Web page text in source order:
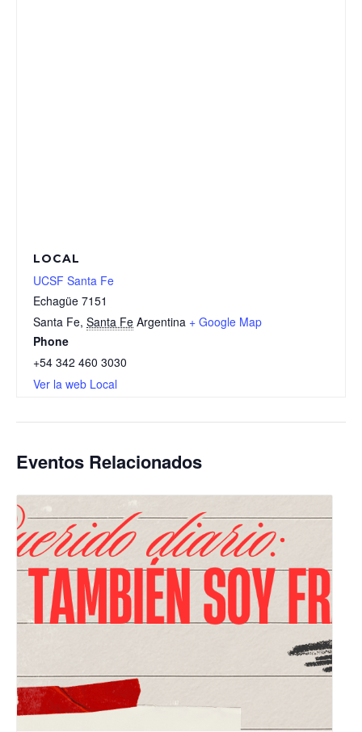
LOCAL
UCSF Santa Fe
Echagüe 7151
Santa Fe, Santa Fe Argentina + Google Map
Phone
+54 342 460 3030
Ver la web Local
Eventos Relacionados